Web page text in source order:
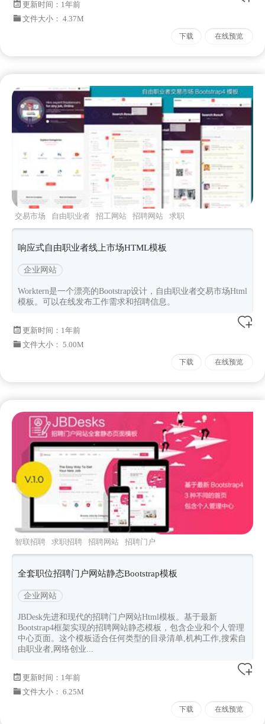
更新时间： 1年前
文件大小： 4.37M
下载 在线预览
交易市场 自由职业者 招工网站 招聘网站
求职
网站
响应式自由职业者线上市场HTML模板
企业网站
Worktern是一个漂亮的Bootstrap设计，自由职业者交易市场Html
模板。可以在线发布工作需求和招聘信息。
更新时间： 1年前
文件大小： 5.00M
下载 在线预览
智联招聘 求职招聘 招聘网站
招聘门户
bootstrap模板
全套职位招聘门户网站静态Bootstrap模板
企业网站
JBDesk先进和现代的招聘门户网站Html模板。基于最新
Bootstrap4框架实现的招聘网站静态模板，包含企业和个人管理
中心页面。这个模板适合任何类型的目录清单,机构工作,搜索自
由职业者,网络创业...
更新时间： 1年前
文件大小： 6.25M
下载 在线预览